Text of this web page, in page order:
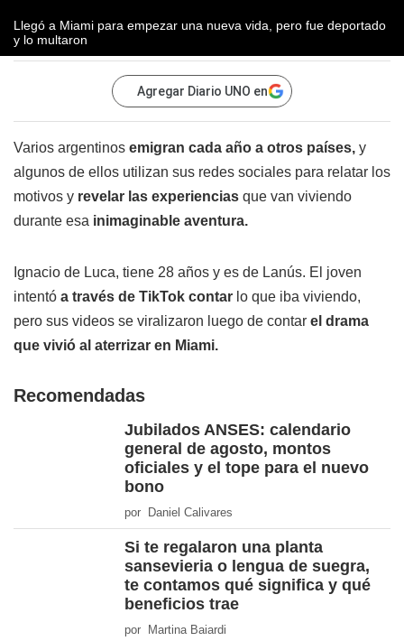
Llegó a Miami para empezar una nueva vida, pero fue deportado
y lo multaron
Agregar Diario UNO en
Varios argentinos emigran cada año a otros países, y
algunos de ellos utilizan sus redes sociales para relatar los
motivos y revelar las experiencias que van viviendo
durante esa inimaginable aventura.
Ignacio de Luca, tiene 28 años y es de Lanús. El joven
intentó a través de TikTok contar lo que iba viviendo,
pero sus videos se viralizaron luego de contar el drama
que vivió al aterrizar en Miami.
Recomendadas
Jubilados ANSES: calendario
general de agosto, montos
oficiales y el tope para el nuevo
bono
por Daniel Calivares
Si te regalaron una planta
sansevieria o lengua de suegra,
te contamos qué significa y qué
beneficios trae
por Martina Baiardi